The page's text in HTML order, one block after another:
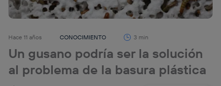
Hace 11 años CONOCIMIENTO 3 min
Un gusano podría ser la solución
al problema de la basura plástica